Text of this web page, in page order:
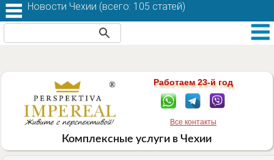
Работаем 23-й год
Все контакты
Комплексные услуги в Чехии
Новости Чехии (всего: 105 статей)